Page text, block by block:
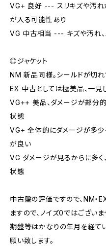
VG+ 良好 --- スリキズや汚れ
が入る可能性あり
VG 中古相当 --- キズや汚れ、
◎ジャケット
NM 新品同様。シールドが切
EX 中古としては極美品、一見
VG++ 美品、ダメージが部分
状態
VG+ 全体的にダメージが多少
が良い
VG ダメージが見るからに多
状態
中古盤の評価ですので、NM・
ますので、ノイズ0ではござい
期盤等はかなりの年月を経て
願い致します。